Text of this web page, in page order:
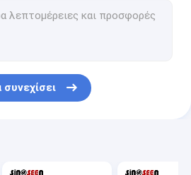
συνεχίσει